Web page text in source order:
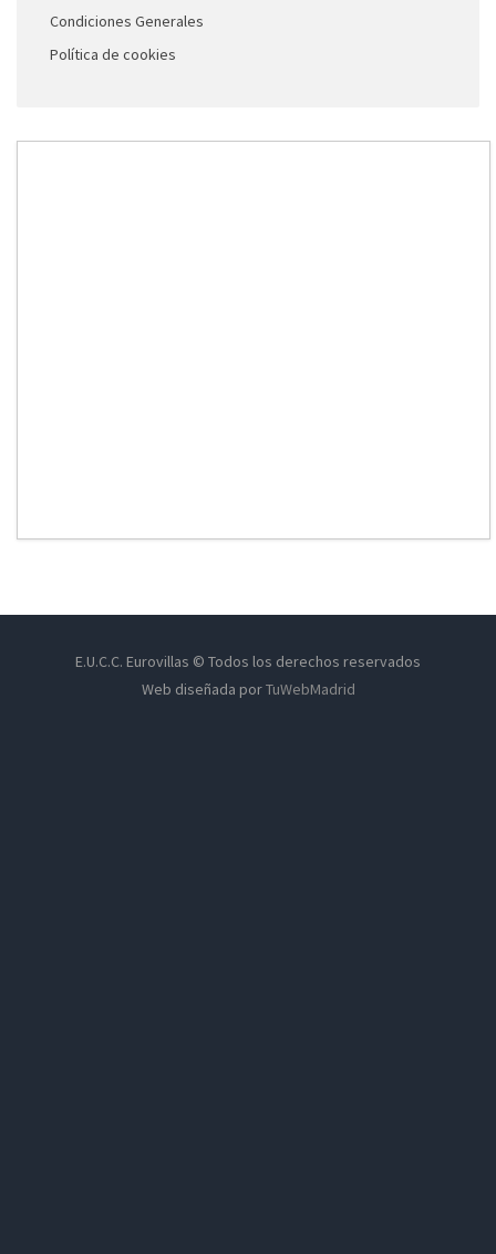
Condiciones Generales
Política de cookies
E.U.C.C. Eurovillas © Todos los derechos reservados
Web diseñada porTuWebMadrid